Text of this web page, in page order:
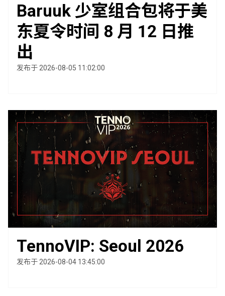
Baruuk 少室组合包将于美
东夏令时间 8 月 12 日推
出
发布于 2026-08-05 11:02:00
TennoVIP: Seoul 2026
发布于 2026-08-04 13:45:00